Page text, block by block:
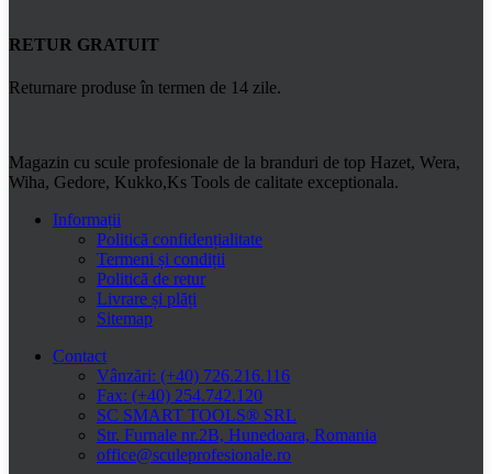
RETUR GRATUIT
Returnare produse în termen de 14 zile.
Magazin cu scule profesionale de la branduri de top Hazet, Wera,
Wiha, Gedore, Kukko,Ks Tools de calitate exceptionala.
Informații
Politică confidențialitate
Termeni și condiții
Politică de retur
Livrare și plăți
Sitemap
Contact
Vânzări: (+40) 726.216.116
Fax: (+40) 254.742.120
SC SMART TOOLS® SRL
Str. Furnale nr.2B, Hunedoara, Romania
office@sculeprofesionale.ro